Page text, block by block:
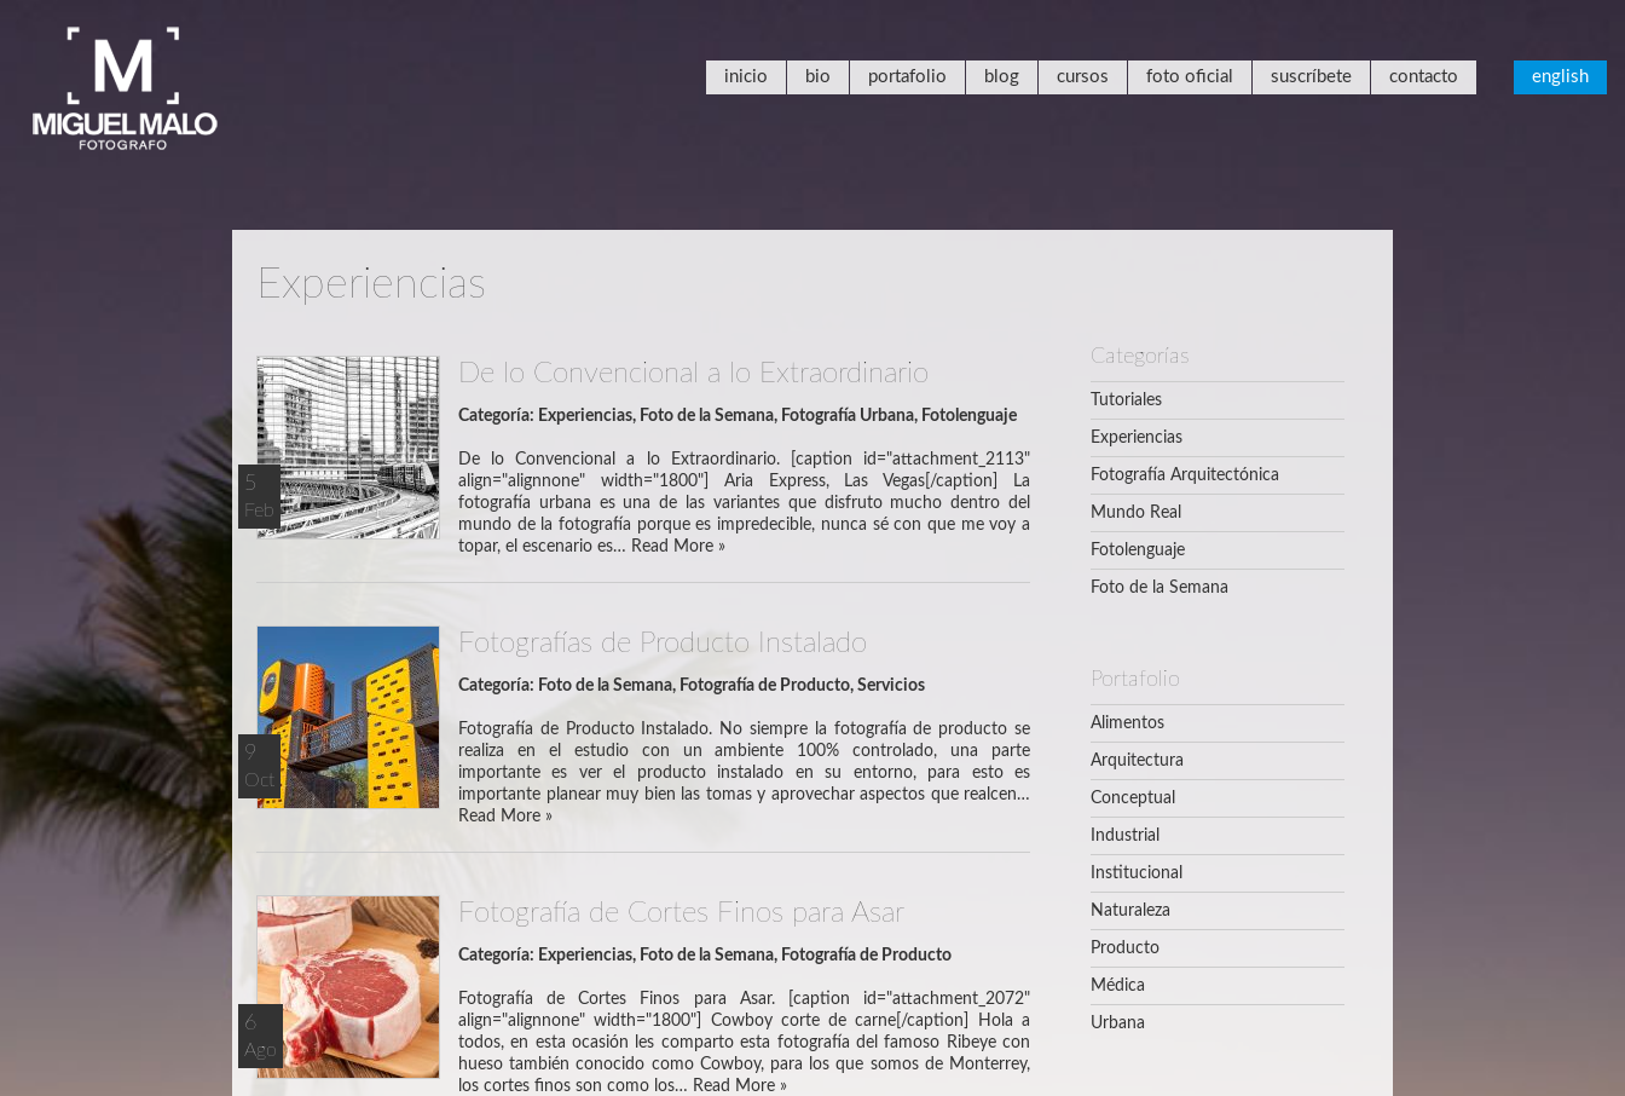
inicio bio portafolio blog cursos foto oficial suscríbete contacto english
Experiencias
5
Feb
De lo Convencional a lo Extraordinario
Categoría: Experiencias, Foto de la Semana, Fotografía Urbana, Fotolenguaje
De lo Convencional a lo Extraordinario. [caption id="attachment_2113"
align="alignnone" width="1800"] Aria Express, Las Vegas[/caption] La
fotografía urbana es una de las variantes que disfruto mucho dentro del
mundo de la fotografía porque es impredecible, nunca sé con que me voy a
topar, el escenario es… Read More »
9
Oct
Fotografías de Producto Instalado
Categoría: Foto de la Semana, Fotografía de Producto, Servicios
Fotografía de Producto Instalado. No siempre la fotografía de producto se
realiza en el estudio con un ambiente 100% controlado, una parte
importante es ver el producto instalado en su entorno, para esto es
importante planear muy bien las tomas y aprovechar aspectos que realcen…
Read More »
6
Ago
Fotografía de Cortes Finos para Asar
Categoría: Experiencias, Foto de la Semana, Fotografía de Producto
Fotografía de Cortes Finos para Asar. [caption id="attachment_2072"
align="alignnone" width="1800"] Cowboy corte de carne[/caption] Hola a
todos, en esta ocasión les comparto esta fotografía del famoso Ribeye con
hueso también conocido como Cowboy, para los que somos de Monterrey,
los cortes finos son como los… Read More »
Categorías
Tutoriales
Experiencias
Fotografía Arquitectónica
Mundo Real
Fotolenguaje
Foto de la Semana
Portafolio
Alimentos
Arquitectura
Conceptual
Industrial
Institucional
Naturaleza
Producto
Médica
Urbana